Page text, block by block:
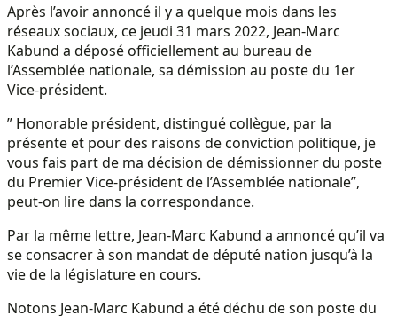
Après l’avoir annoncé il y a quelque mois dans les
réseaux sociaux, ce jeudi 31 mars 2022, Jean-Marc
Kabund a déposé officiellement au bureau de
l’Assemblée nationale, sa démission au poste du 1er
Vice-président.
” Honorable président, distingué collègue, par la
présente et pour des raisons de conviction politique, je
vous fais part de ma décision de démissionner du poste
du Premier Vice-président de l’Assemblée nationale”,
peut-on lire dans la correspondance.
Par la même lettre, Jean-Marc Kabund a annoncé qu’il va
se consacrer à son mandat de député nation jusqu’à la
vie de la législature en cours.
Notons Jean-Marc Kabund a été déchu de son poste du